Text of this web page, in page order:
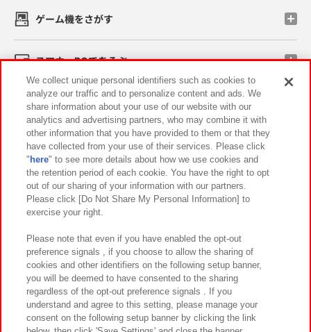
ゲーム機をさがす
スマホ・PCであそぶ
イベント・キャンペーン
関連会社 サステナビリティ サイトポリシー
プライバシーポリシー ウェブアクセシビリティ方針と検証結果
お取引先さまとともに
カスタマーハラスメント対応方針 よくあるご質問・お問い合わせ
We collect unique personal identifiers such as cookies to
analyze our traffic and to personalize content and ads. We
share information about your use of our website with our
analytics and advertising partners, who may combine it with
other information that you have provided to them or that they
have collected from your use of their services. Please click
" here" to see more details about how we use cookies and
the retention period of each cookie. You have the right to opt
out of our sharing of your information with our partners.
Please click [Do Not Share My Personal Information] to
exercise your right.
Please note that even if you have enabled the opt-out
preference signals , if you choose to allow the sharing of
cookies and other identifiers on the following setup banner,
you will be deemed to have consented to the sharing
regardless of the opt-out preference signals . If you
understand and agree to this setting, please manage your
consent on the following setup banner by clicking the link